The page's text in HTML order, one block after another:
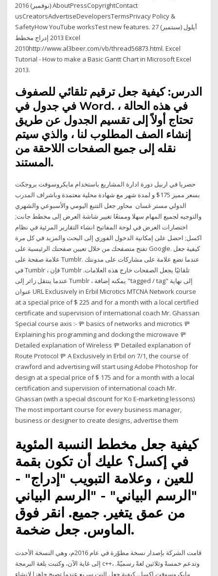
(نوفمبر) 2016 AboutPressCopyrightContact
usCreatorsAdvertiseDevelopersTermsPrivacy Policy &
SafetyHow YouTube worksTest new features. 27 أيلول (سبتمبر)
2013 إدراج مخطط Excel
2010http://www.al3beer.com/vb/thread56873.html. Excel
Tutorial - How to make a Basic Gantt Chart in Microsoft Excel
2013.
الدرس: كيفية جعل ترقيم تلقائي للصفوف
في جدول في Word. في هذه الحالة ،
تحتاج أولاً إلى تقسيم الجدول عن طريق
إنشاء الصف المطلوب لنا ، والذي سيتم
نقله إلى جميع الصفحات اللاحقة من
المستند.
حصريا في اربيل دورة ادارة المشاريع باستخدام مايكروسوفت بروجكت
بسعر مميز 175$ و لمدة شهر مع شهادة محلية معتمدة وباشراف المدرب
الدولي مستر غسان ️ محاور جعل التتبع اليومي والأسبوعي والشهري
والتوجيه لجميع المهام سهلا وممتعًا تغيير شاشة العرض إلى مخطط جانت;
اختصارات العرض في لوحة المفاتيح انشاء التقارير المرئية في نظام
اكسل; احصل على إمكانية الدخول الفوري إلى البحث والمزيد في كل مرة
تفتح متصفحك من خلال تعيين صفحتك الرئيسية على Google. كيفية جعل
علامة صفحة على Tumblr. عندما تضع علامة على مشاركات على مدونتك
في Tumblr ، فإن Tumblr تلقائيًا يجعل الصفحات خارج هذه العلامات.
عندما ينتقل زائر إلى Tumblr ، يمكنه إضافة "tagged / tag" إلى نهاية
عنوان URL Exclusively in Erbil Microtics MTCNA Network course
at a special price of $ 225 and for a month with a local certified
certificate and supervision of international coach Mr. Ghassan ️
Special course axis :- 🚥 basics of networks and microtics 🚥
Explaining his programming and docking the microwave 🚥
Detailed explanation of Wireless 🚥 Detailed explanation of
Route Protocol 🚥 A Exclusively in Erbil on 7/1, the course of
crawford and advertising will start using Adobe Photoshop for
design at a special price of $ 175 and for a month with a local
certification and supervision of international coach Mr.
Ghassan (with a special discount for Ko E-marketing lessons)
The most important course for every business manager,
business or designer to create designs, advertise them
كيفية جعل مخطط النسبة المئوية
في إكسل؟ عليك أن تكون بقمة
للعين ، وعلامة التبويب "إدراج" -
"الرسم البياني" - "الرسم البياني
من عمق يتغير. جميع. انقر فوق
الماوس. جعل ضخمة.
قامت الشركة بإصدار نسخة مطوّرة في عام 2016م، وهي النسخة الأحدث
إلى غاية الآن، وكتبت بلغة البرمجة c++، وتدعم خمسةً وثلاثين لغةً رسميّةً.
مايكروسوفت إكسل. كيفية جعل النت سريع عندما تصبح جاهزا لإنشاء